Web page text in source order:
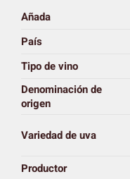
Añada
País
Tipo de vino
Denominación de
origen
Variedad de uva
Productor